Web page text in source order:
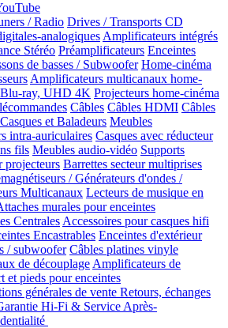
/ Radio Drives / Transports CD
analogiques Amplificateurs intégrés
Stéréo Préamplificateurs Enceintes
de basses / Subwoofer Home-cinéma
Amplificateurs multicanaux home-
ray, UHD 4K Projecteurs home-cinéma
Câbles Câbles HDMI Câbles
Casques et Baladeurs Meubles
intra-auriculaires Casques avec réducteur
fils Meubles audio-vidéo Supports
projecteurs Barrettes secteur multiprises
/ Générateurs d'ondes /
Multicanaux Lecteurs de musique en
murales pour enceintes
Centrales Accessoires pour casques hifi
Encastrables Enceintes d'extérieur
/ subwoofer Câbles platines vinyle
de découplage Amplificateurs de
et pieds pour enceintes
générales de vente Retours, échanges
Hi-Fi & Service Après-